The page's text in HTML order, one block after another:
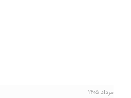
مرداد ۱۴۰۵